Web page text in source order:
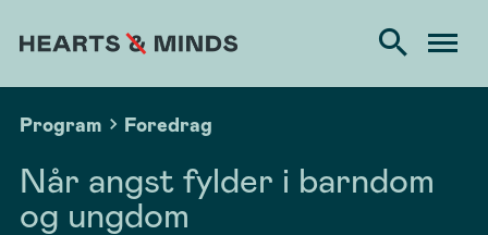
Program Foredrag
Når angst fylder i barndom
og ungdom